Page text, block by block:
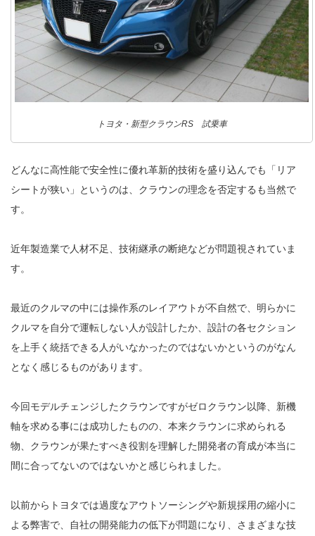
トヨタ・新型クラウンRS 試乗車
どんなに高性能で安全性に優れ革新的技術を盛り込んでも「リア
シートが狭い」というのは、クラウンの理念を否定するも当然で
す。
近年製造業で人材不足、技術継承の断絶などが問題視されていま
す。
最近のクルマの中には操作系のレイアウトが不自然で、明らかに
クルマを自分で運転しない人が設計したか、設計の各セクション
を上手く統括できる人がいなかったのではないかというのがなん
となく感じるものがあります。
今回モデルチェンジしたクラウンですがゼロクラウン以降、新機
軸を求める事には成功したものの、本来クラウンに求められる
物、クラウンが果たすべき役割を理解した開発者の育成が本当に
間に合ってないのではないかと感じられました。
以前からトヨタでは過度なアウトソーシングや新規採用の縮小に
よる弊害で、自社の開発能力の低下が問題になり、さまざまな技